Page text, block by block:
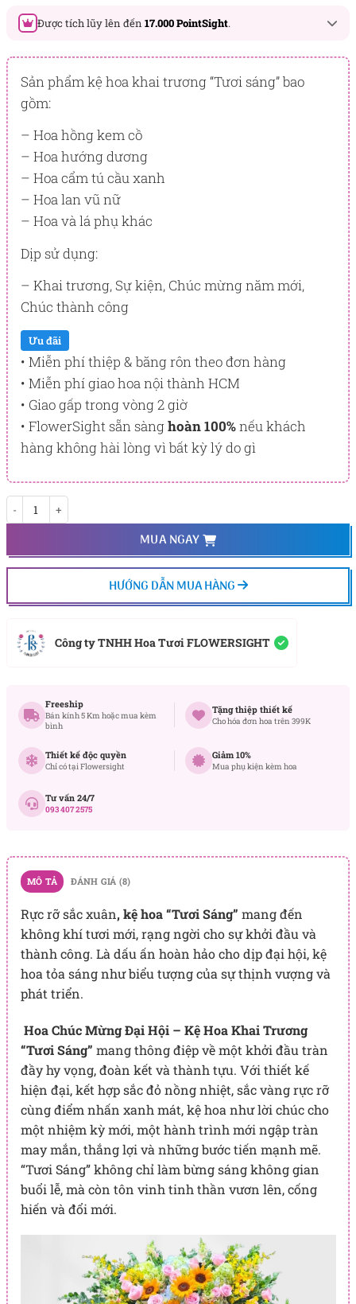
Được tích lũy lên đến 17.000 PointSight.
Đây là số PointSight ước tính bạn sẽ được tích lũy khi mua
sản phẩm hôm nay, tương ứng với quyền lợi hạng
BẠCH KIM
đổi quà tặng ưu đãi tại Flowersight.
Đăng nhập hoặc Đăng ký
chính xác nhất dành cho bạn.
Sản phẩm kệ hoa khai trương “Tươi sáng” bao
gồm:
– Hoa hồng kem cồ
– Hoa hướng dương
– Hoa cẩm tú cầu xanh
– Hoa lan vũ nữ
– Hoa và lá phụ khác
Dịp sử dụng:
– Khai trương, Sự kiện, Chúc mừng năm mới,
Chúc thành công
Ưu đãi
• Miễn phí thiệp & băng rôn theo đơn hàng
• Miễn phí giao hoa nội thành HCM
• Giao gấp trong vòng 2 giờ
• FlowerSight sẵn sànghoàn 100%nếu khách
hàng không hài lòng vì bất kỳ lý do gì
MUA NGAY
HƯỚNG DẪN MUA HÀNG
Công ty TNHH Hoa Tươi FLOWERSIGHT
Freeship
Bán kính 5 Km hoặc mua kèm
bình
Tặng thiệp thiết kế
Cho hóa đơn hoa trên 399K
Thiết kế độc quyền
Chỉ có tại Flowersight
Giảm 10%
Mua phụ kiện kèm hoa
Tư vấn 24/7
093 407 2575
MÔ TẢ ĐÁNH GIÁ (8)
Rực rỡ sắc xuân, kệ hoa “Tươi Sáng” mang đến
không khí tươi mới, rạng ngời cho sự khởi đầu và
thành công. Là dấu ấn hoàn hảo cho dịp đại hội, kệ
hoa tỏa sáng như biểu tượng của sự thịnh vượng và
phát triển.
Hoa Chúc Mừng Đại Hội – Kệ Hoa Khai Trương
“Tươi Sáng” mang thông điệp về một khởi đầu tràn
đầy hy vọng, đoàn kết và thành tựu. Với thiết kế
hiện đại, kết hợp sắc đỏ nồng nhiệt, sắc vàng rực rỡ
cùng điểm nhấn xanh mát, kệ hoa như lời chúc cho
một nhiệm kỳ mới, một hành trình mới ngập tràn
may mắn, thắng lợi và những bước tiến mạnh mẽ.
“Tươi Sáng” không chỉ làm bừng sáng không gian
buổi lễ, mà còn tôn vinh tinh thần vươn lên, cống
hiến và đổi mới.